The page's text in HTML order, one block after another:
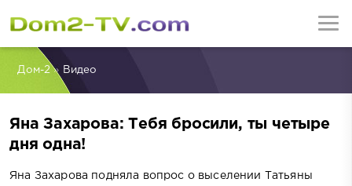
Дом-2» Видео
Яна Захарова: Тебя бросили, ты четыре
дня одна!
Яна Захарова подняла вопрос о выселении Татьяны